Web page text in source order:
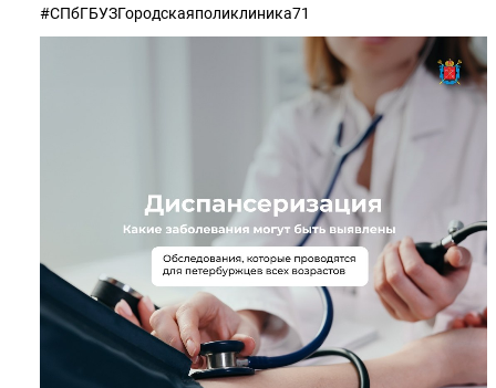
#СПбГБУЗГородскаяполиклиника71